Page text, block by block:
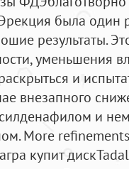
была один
результаты.
уменьшения
и
внезапного
и
More
купит